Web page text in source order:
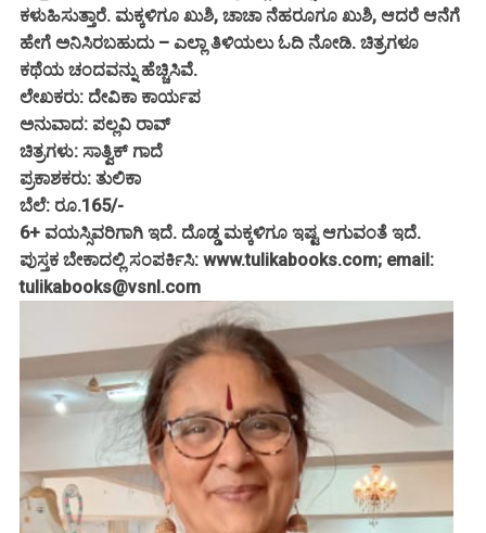
ಕಳುಹಿಸುತ್ತಾರೆ. ಮಕ್ಕಳಿಗೂ ಖುಶಿ, ಚಾಚಾ ನೆಹರೂಗೂ ಖುಶಿ, ಆದರೆ ಆನೆಗೆ
ಹೇಗೆ ಅನಿಸಿರಬಹುದು – ಎಲ್ಲಾ ತಿಳಿಯಲು ಓದಿ ನೋಡಿ. ಚಿತ್ರಗಳೂ
ಕಥೆಯ ಚಂದವನ್ನು ಹೆಚ್ಚಿಸಿವೆ.
ಲೇಖಕರು: ದೇವಿಕಾ ಕಾರ್ಯಪ
ಅನುವಾದ: ಪಲ್ಲವಿ ರಾವ್
ಚಿತ್ರಗಳು: ಸಾತ್ವಿಕ್ ಗಾದೆ
ಪ್ರಕಾಶಕರು: ತುಲಿಕಾ
ಬೆಲೆ: ರೂ.165/-
6+ ವಯಸ್ಸಿವರಿಗಾಗಿ ಇದೆ. ದೊಡ್ಡ ಮಕ್ಕಳಿಗೂ ಇಷ್ಟ ಆಗುವಂತೆ ಇದೆ.
ಪುಸ್ತಕ ಬೇಕಾದಲ್ಲಿ ಸಂಪರ್ಕಿಸಿ: www.tulikabooks.com; email:
tulikabooks@vsnl.com